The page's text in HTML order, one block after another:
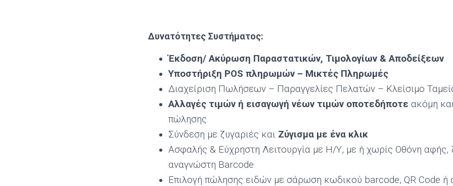
Δυνατότητες Συστήματος:
Έκδοση/ Ακύρωση Παραστατικών, Τιμολογίων & Αποδείξεων
Υποστήριξη POS πληρωμών – Μικτές Πληρωμές
Διαχείριση Πωλήσεων – Παραγγελίες Πελατών – Κλείσιμο
Αλλαγές τιμών ή εισαγωγή νέων τιμών οποτεδήποτε ακόμη
πώλησης
Σύνδεση με ζυγαριές και Ζύγισμα με ένα κλικ
Ασφαλής & Εύχρηστη Λειτουργία με Η/Υ, με ή χωρίς Οθόνη αφής,
αναγνώστη Barcode
Επιλογή πώλησης ειδών με σάρωση κωδικού barcode, QR Code ή